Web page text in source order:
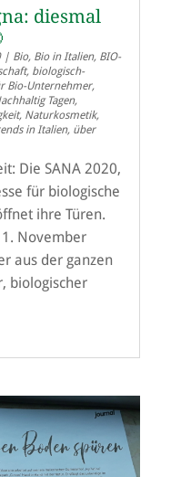
diesmal
| Bio, Bio in Italien, BIO-
, biologisch-
Bio-Unternehmer,
Tagen,
, Naturkosmetik,
in Italien, über
Die SANA 2020,
für biologische
ihre Türen.
November
aus der ganzen
biologischer